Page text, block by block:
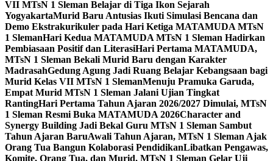
VII MTsN 1 Sleman Belajar di Tiga Ikon Sejarah
YogyakartaMurid Baru Antusias Ikuti Simulasi Bencana dan
Demo Ekstrakurikuler pada Hari Ketiga MATAMUDA MTsN
1 SlemanHari Kedua MATAMUDA MTsN 1 Sleman Hadirkan
Pembiasaan Positif dan LiterasiHari Pertama MATAMUDA,
MTsN 1 Sleman Bekali Murid Baru dengan Karakter
MadrasahGedung Agung Jadi Ruang Belajar Kebangsaan bagi
Murid Kelas VII MTsN 1 SlemanMenuju Pramuka Garuda,
Empat Murid MTsN 1 Sleman Jalani Ujian Tingkat
RantingHari Pertama Tahun Ajaran 2026/2027 Dimulai, MTsN
1 Sleman Resmi Buka MATAMUDA 2026Character and
Synergy Building Jadi Bekal Guru MTsN 1 Sleman Sambut
Tahun Ajaran BaruAwali Tahun Ajaran, MTsN 1 Sleman Ajak
Orang Tua Bangun Kolaborasi PendidikanLibatkan Pengawas,
Komite, Orang Tua, dan Murid, MTsN 1 Sleman Gelar Uji